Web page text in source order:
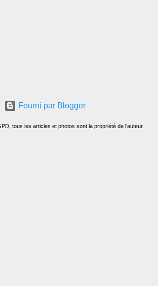
Fourni par Blogger
tous les articles et photos sont la propriété de l'auteur.